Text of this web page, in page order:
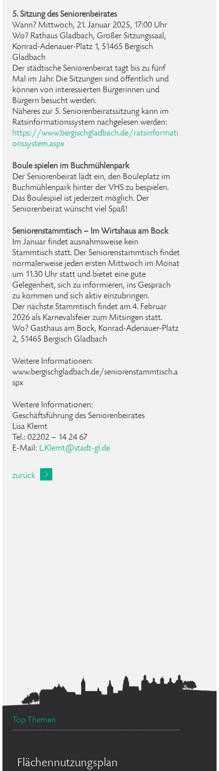
5. Sitzung des Seniorenbeirates
Wann? Mittwoch, 21. Januar 2025, 17:00 Uhr
Wo? Rathaus Gladbach, Großer Sitzungssaal,
Konrad-Adenauer-Platz 1, 51465 Bergisch
Gladbach
Der städtische Seniorenbeirat tagt bis zu fünf
Mal im Jahr. Die Sitzungen sind öffentlich und
können von interessierten Bürgerinnen und
Bürgern besucht werden.
Näheres zur 5. Seniorenbeiratssitzung kann im
Ratsinformationssystem nachgelesen werden:
https://www.bergischgladbach.de/ratsinformati
onssystem.aspx
Boule spielen im Buchmühlenpark
Der Seniorenbeirat lädt ein, den Bouleplatz im
Buchmühlenpark hinter der VHS zu bespielen.
Das Boulespiel ist jederzeit möglich. Der
Seniorenbeirat wünscht viel Spaß!
Seniorenstammtisch – Im Wirtshaus am Bock
Im Januar findet ausnahmsweise kein
Stammtisch statt. Der Seniorenstammtisch findet
normalerweise jeden ersten Mittwoch im Monat
um 11.30 Uhr statt und bietet eine gute
Gelegenheit, sich zu informieren, ins Gespräch
zu kommen und sich aktiv einzubringen.
Der nächste Stammtisch findet am 4. Februar
2026 als Karnevalsfeier zum Mitsingen statt.
Wo? Gasthaus am Bock, Konrad-Adenauer-Platz
2, 51465 Bergisch Gladbach
Weitere Informationen:
www.bergischgladbach.de/seniorenstammtisch.a
spx
Weitere Informationen:
Geschäftsführung des Seniorenbeirates
Lisa Klemt
Tel.: 02202 – 14 24 67
E-Mail: L.Klemt@stadt-gl.de
zurück
Top Themen
Flächennutzungsplan